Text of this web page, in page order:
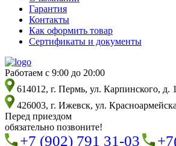
Гарантия
Контакты
Как оформить товар
Сертификаты и документы
Работаем с 9:00 до 20:00
614012, г. Пермь, ул. Карпинского, д.
426003, г. Ижевск, ул.
Перед приездом
обязательно позвоните!
+7 (902) 791 31-03